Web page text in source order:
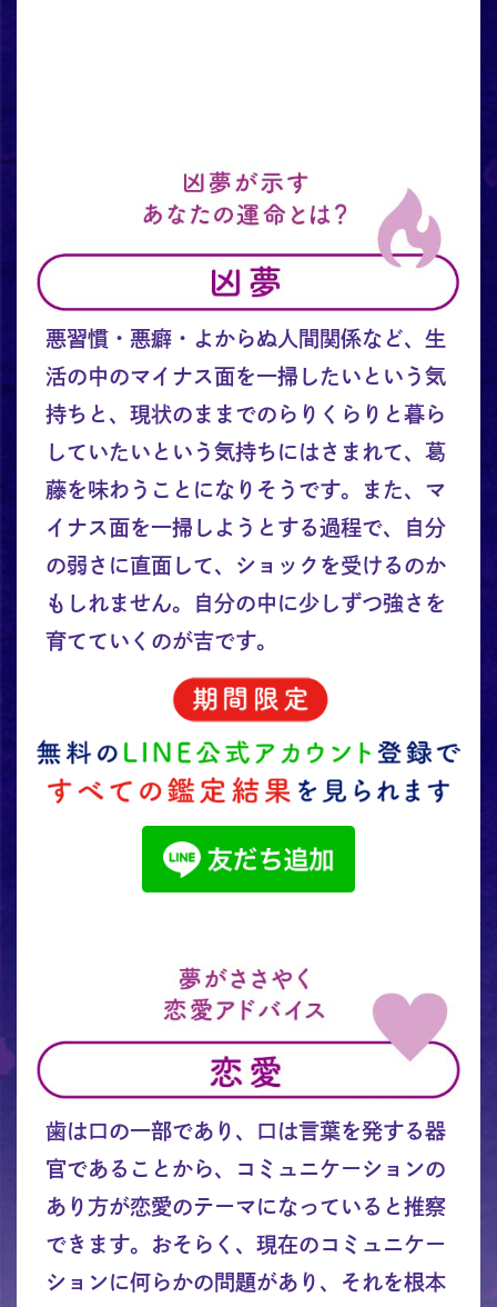
悪習慣・悪癖・よからぬ人間関係など、生
活の中のマイナス面を一掃したいという気
持ちと、現状のままでのらりくらりと暮ら
していたいという気持ちにはさまれて、葛
藤を味わうことになりそうです。また、マ
イナス面を一掃しようとする過程で、自分
の弱さに直面して、ショックを受けるのか
もしれません。自分の中に少しずつ強さを
育てていくのが吉です。
歯は口の一部であり、口は言葉を発する器
官であることから、コミュニケーションの
あり方が恋愛のテーマになっていると推察
できます。おそらく、現在のコミュニケー
ションに何らかの問題があり、それを根本